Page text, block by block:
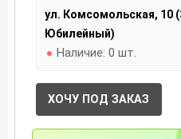
ул. Комсомольская, 10
Юбилейный)
Наличие: 0 шт.
ХОЧУ ПОД ЗАКАЗ